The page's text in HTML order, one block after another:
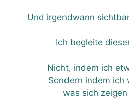
Und irgendwann
Ich begleite
Nicht, indem ich
Sondern indem ich
was sich